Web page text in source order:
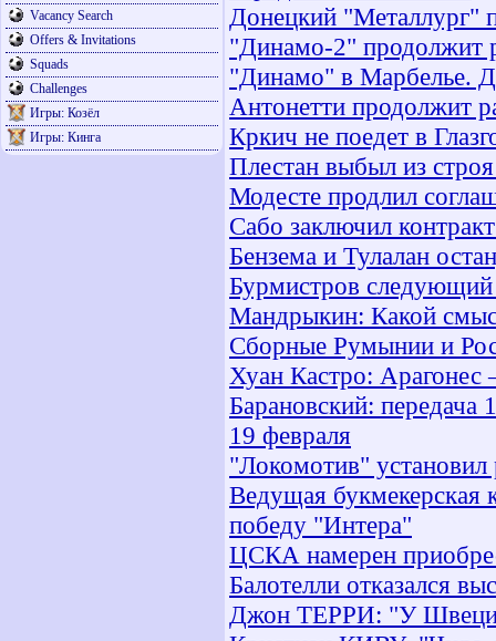
Vacancy Search
Offers & Invitations
Squads
Challenges
Игры: Козёл
Игры: Кинга
Донецкий "Металлург"
"Динамо-2" продолжит
"Динамо" в Марбелье.
Антонетти продолжит
Кркич не поедет в
Плестан выбыл из
Модесте продлил
Сабо заключил
Бензема и Тулалан
Бурмистров следующий
Мандрыкин: Какой
Сборные Румынии и
Хуан Кастро: Арагонес
Барановский: передача
19 февраля
"Локомотив"
Ведущая букмекерская
победу "Интера"
ЦСКА намерен
Балотелли отказался
Джон ТЕРРИ: "У